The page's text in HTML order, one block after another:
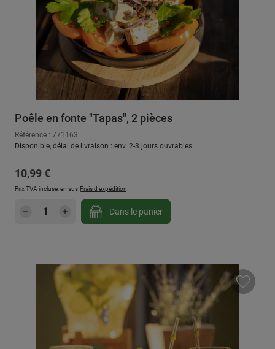
Poêle en fonte "Tapas", 2 pièces
Référence : 771163
Disponible, délai de livraison : env. 2-3 jours ouvrables
Prix régulier :
10,99 €
Prix TVA incluse, en sus Frais d'expédition
Quantité de produit : Entrez la quantité
Dans le panier